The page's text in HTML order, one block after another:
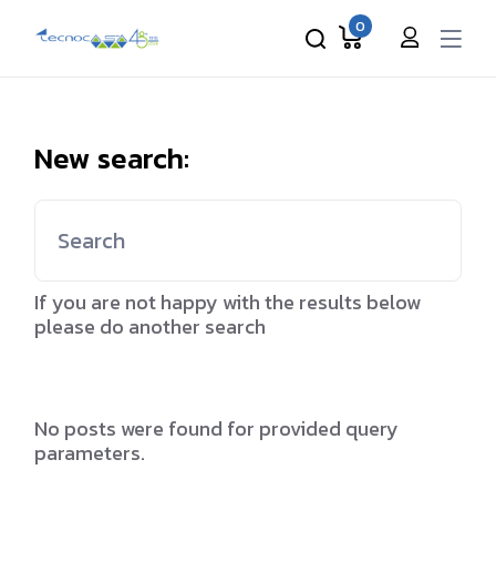
0
New search:
Search
for:
If you are not happy with the results below
please do another search
No posts were found for provided query
parameters.